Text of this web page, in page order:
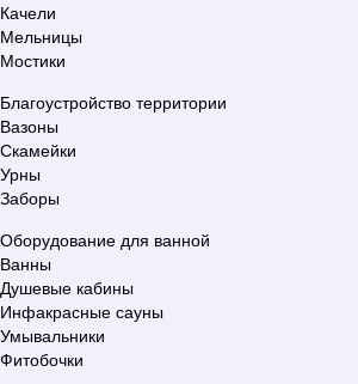
Качели
Мельницы
Мостики
Благоустройство территории
Вазоны
Скамейки
Урны
Заборы
Оборудование для ванной
Ванны
Душевые кабины
Инфакрасные сауны
Умывальники
Фитобочки